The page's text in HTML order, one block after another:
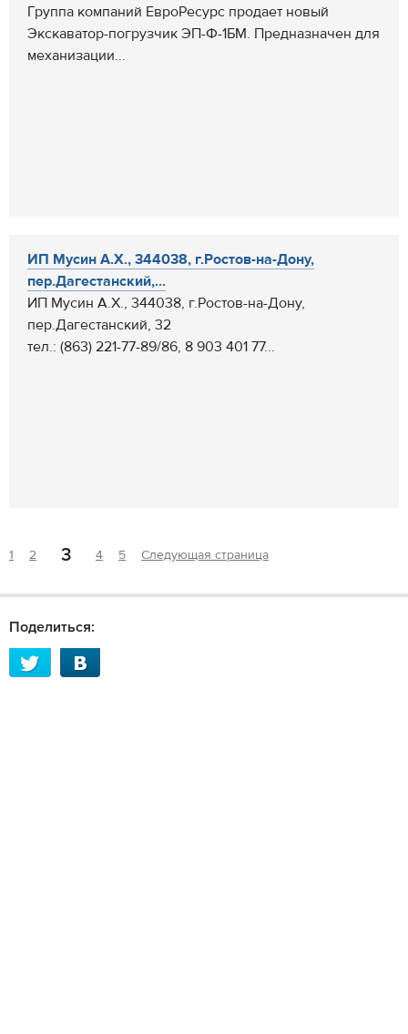
Группа компаний ЕвроРесурс продает новый
Экскаватор-погрузчик ЭП-Ф-1БМ. Предназначен для
механизации...
ИП Мусин А.Х., 344038, г.Ростов-на-Дону,
пер.Дагестанский,...
ИП Мусин А.Х., 344038, г.Ростов-на-Дону,
пер.Дагестанский, 32
тел.: (863) 221-77-89/86, 8 903 401 77...
1 2 3 4 5 Следующая страница
Поделиться: